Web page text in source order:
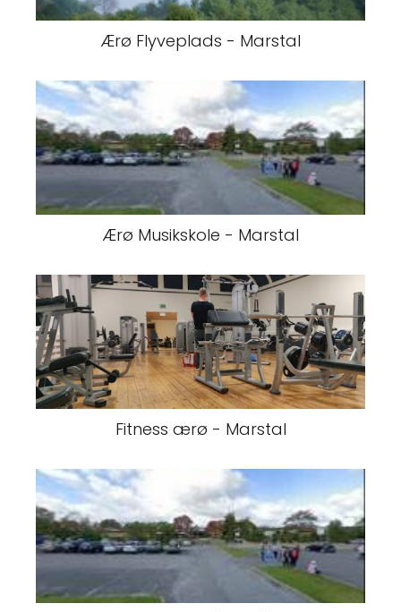
Ærø Flyveplads - Marstal
Ærø Musikskole - Marstal
Fitness ærø - Marstal